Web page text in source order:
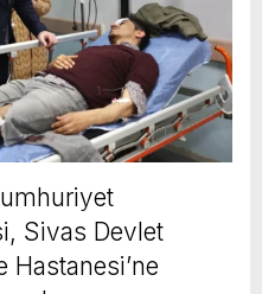
Sivas Devlet
Hastanesi’ne